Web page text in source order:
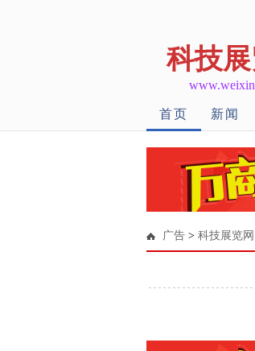
科技展
首页 新闻
广告 > 科技展览网